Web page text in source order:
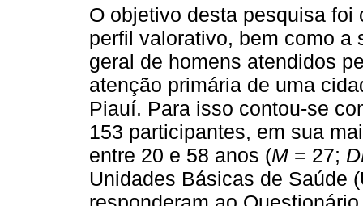
O objetivo desta pesquisa foi
perfil valorativo, bem como a
geral de homens atendidos
atenção primária de uma
Piauí. Para isso contou-se
153 participantes, em sua
entre 20 e 58 anos (M = 27;
Unidades Básicas de Saúde